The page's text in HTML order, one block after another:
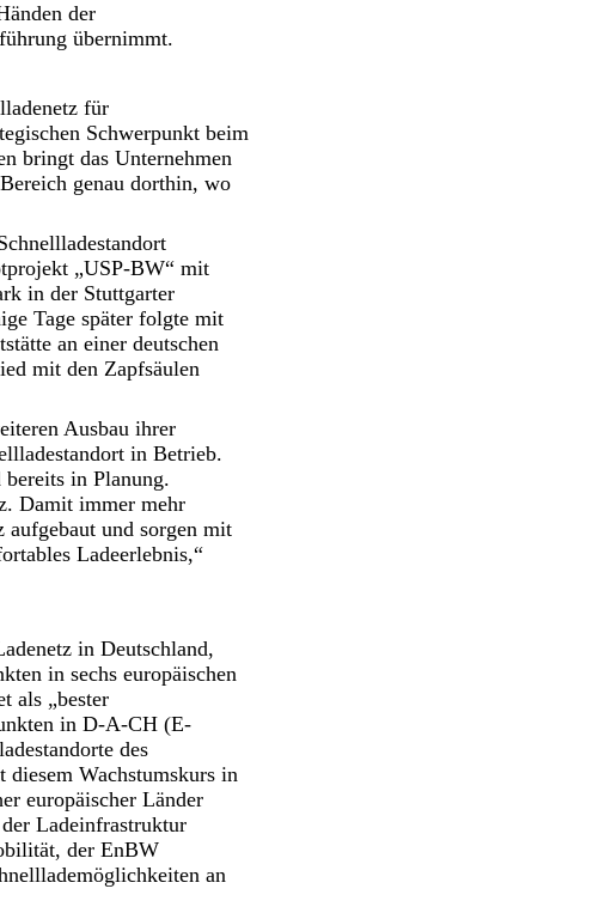
der
übernimmt.
für
Schwerpunkt beim
bringt das Unternehmen
genau dorthin, wo
„USP-BW“ mit
in der Stuttgarter
Tage später folgte mit
an einer deutschen
mit den Zapfsäulen
Ausbau ihrer
in Betrieb.
bereits in Planung.
Damit immer mehr
und sorgen mit
Ladeerlebnis,“
in Deutschland,
in sechs europäischen
als „bester
in D-A-CH (E-
des
diesem Wachstumskurs in
europäischer Länder
Ladeinfrastruktur
der EnBW
an